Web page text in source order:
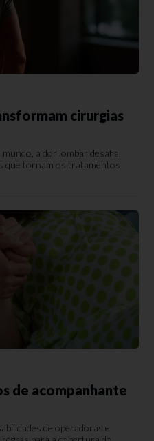
cirurgias
mundo, a dor lombar desafia
que tornam os tratamentos
de acompanhante
de operadoras e